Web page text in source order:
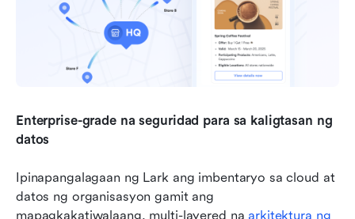
Enterprise-grade na seguridad para sa kaligtasan ng
datos
Ipinapangalagaan ng Lark ang imbentaryo sa cloud at
datos ng organisasyon gamit ang
mapagkakatiwalaang, multi-layered na arkitektura ng